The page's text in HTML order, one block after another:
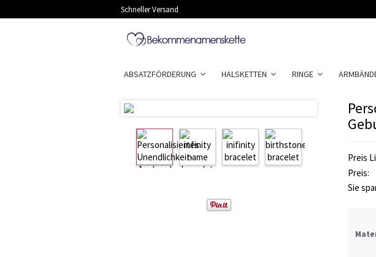
Schneller Versand
ABSATZFÖRDERUNG HALSKETTEN RINGE
Preis
Preis:
Sie